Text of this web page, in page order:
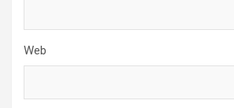
Web